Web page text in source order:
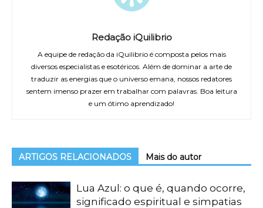
Redação iQuilibrio
A equipe de redação da iQuilibrio é composta pelos mais
diversos especialistas e esotéricos. Além de dominar a arte de
traduzir as energias que o universo emana, nossos redatores
sentem imenso prazer em trabalhar com palavras. Boa leitura
e um ótimo aprendizado!
ARTIGOS RELACIONADOS Mais do autor
Lua Azul: o que é, quando ocorre,
significado espiritual e simpatias